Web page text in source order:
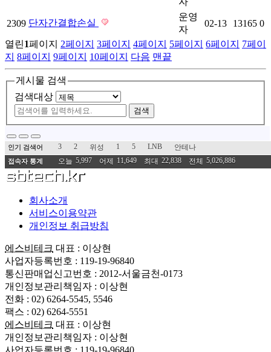
2309 단자간결합손실
운영
자
02-13 13165 0
열린1페이지 2페이지 3페이지 4페이지 5페이지 6페이지 7페이
지 8페이지 9페이지 10페이지 다음 맨끝
게시물 검색
검색대상
검색
인기 검색어 3 2 위성 1 5 LNB 안테나
접속자 통계 오늘 5,997 어제 11,649 최대 22,838 전체 5,026,886
회사소개
서비스이용약관
개인정보 취급방침
에스비테크 대표 : 이상현
사업자등록번호 : 119-19-96840
통신판매업신고번호 : 2012-서울금천-0173
개인정보관리책임자 : 이상현
전화 : 02) 6264-5545, 5546
팩스 : 02) 6264-5551
에스비테크 대표 : 이상현
개인정보관리책임자 : 이상현
사업자등록번호 : 119-19-96840